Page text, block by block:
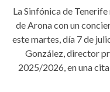
La Sinfónica de
de Arona con un
este martes, día 7 de
González, director
2025/2026, en una